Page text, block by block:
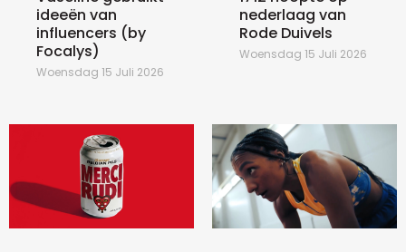
ideeën van
influencers (by
Focalys)
Woensdag 15 Juli 2026
nederlaag van
Rode Duivels
Woensdag 15 Juli 2026